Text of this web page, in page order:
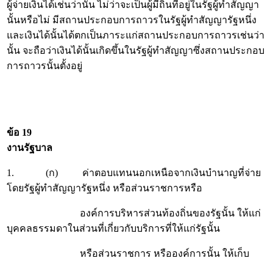
ผู้จ่ายเงินได้เช่นว่านั้น ไม่ว่าจะเป็นผู้มีถิ่นที่อยู่ในรัฐผู้ทำสัญญา
นั้นหรือไม่ มีสถานประกอบการถาวรในรัฐผู้ทำสัญญารัฐหนึ่ง
และเงินได้นั้นได้ตกเป็นภาระแก่สถานประกอบการถาวรเช่นว่า
นั้น จะถือว่าเงินได้นั้นเกิดขึ้นในรัฐผู้ทำสัญญาซึ่งสถานประกอบ
การถาวรนั้นตั้งอยู่
ข้อ 19
งานรัฐบาล
1. (ก) ค่าตอบแทนนอกเหนือจากเงินบำนาญที่จ่าย
โดยรัฐผู้ทำสัญญารัฐหนึ่ง หรือส่วนราชการหรือ
องค์การบริหารส่วนท้องถิ่นของรัฐนั้น ให้แก่
บุคคลธรรมดาในส่วนที่เกี่ยวกับบริการที่ให้แก่รัฐนั้น
หรือส่วนราชการ หรือองค์การนั้น ให้เก็บ